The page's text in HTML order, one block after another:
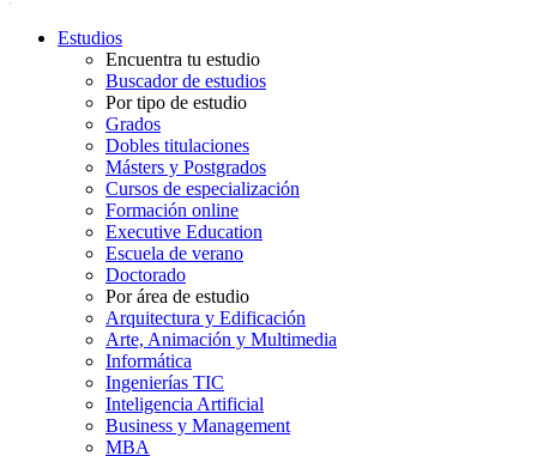
Estudios
Encuentra tu estudio
Buscador de estudios
Por tipo de estudio
Grados
Dobles titulaciones
Másters y Postgrados
Cursos de especialización
Formación online
Executive Education
Escuela de verano
Doctorado
Por área de estudio
Arquitectura y Edificación
Arte, Animación y Multimedia
Informática
Ingenierías TIC
Inteligencia Artificial
Business y Management
MBA